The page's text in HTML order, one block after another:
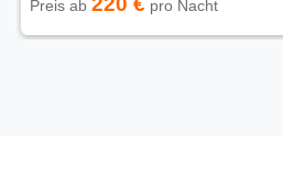
Preis ab pro Nacht